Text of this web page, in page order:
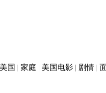
| 家庭 | 美国电影 | 剧情 |